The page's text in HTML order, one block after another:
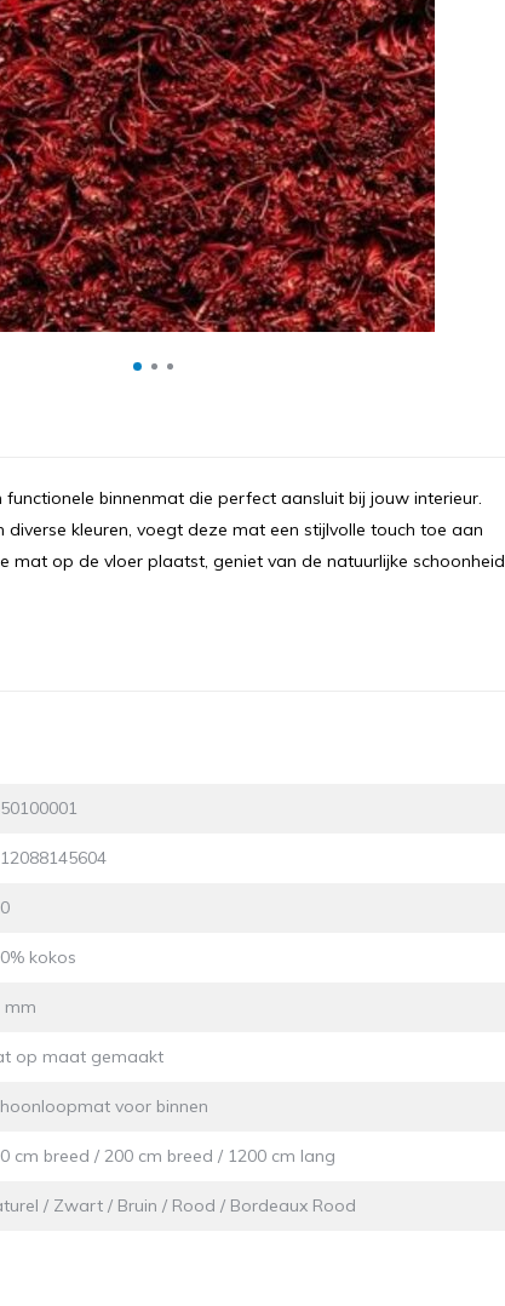
binnenmat die perfect aansluit bij jouw interieur.
kleuren, voegt deze mat een stijlvolle touch toe aan
mat op de vloer plaatst, geniet van de natuurlijke schoonheid
kokos
mm
op maat gemaakt
voor binnen
cm breed / 200 cm breed / 1200 cm lang
/ Zwart / Bruin / Rood / Bordeaux Rood